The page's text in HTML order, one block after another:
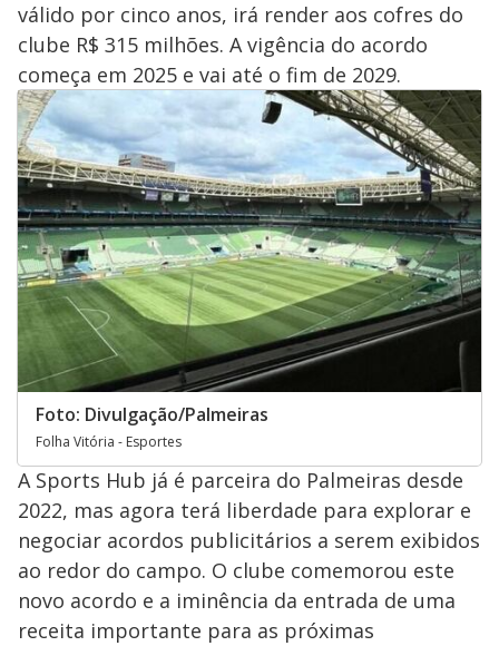
válido por cinco anos, irá render aos cofres do
clube R$ 315 milhões. A vigência do acordo
começa em 2025 e vai até o fim de 2029.
Foto: Divulgação/Palmeiras
Folha Vitória - Esportes
A Sports Hub já é parceira do Palmeiras desde
2022, mas agora terá liberdade para explorar e
negociar acordos publicitários a serem exibidos
ao redor do campo. O clube comemorou este
novo acordo e a iminência da entrada de uma
receita importante para as próximas